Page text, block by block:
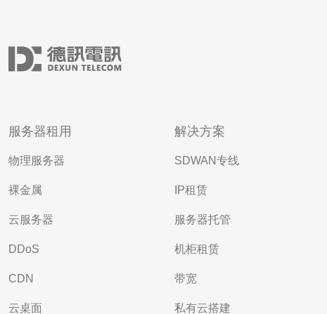
服务器租用
物理服务器
裸金属
云服务器
DDoS
CDN
云桌面
解决方案
SDWAN专线
IP租赁
服务器托管
机柜租赁
带宽
私有云搭建